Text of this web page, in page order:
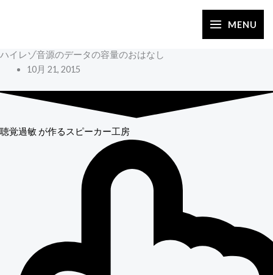
ス
ッ
MENU
ハイレゾ音源のデータの容量のおはなし
10月 21, 2015
聴覚過敏 が作るスピーカー工房